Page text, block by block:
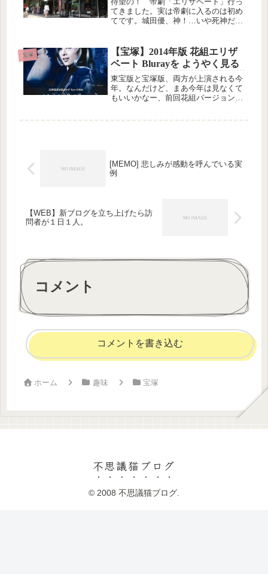
てきました。実は帝劇に入るのは初め
てです。城田優、神！…いや死神だ
公演を見て、宝塚版と東宝版でどんな
ふうに変わるのかなってところに興味
が...
宝塚
【宝塚】2014年版 花組エリザ
ベート Blurayを ようやく見る
東宝版と宝塚版、両方が上演される今
年。なんだけど、まあ今年は見なくて
もいいかなー、前回花組バージョン
[MEMO] 悲しみが感動を呼んでいる実
例
【WEB】新ブログを立ち上げたら訪
問者が１日１人。
コメント
コメントを書き込む
ホーム 趣味 宝塚
不思議猫ブログ
© 2008 不思議猫ブログ.